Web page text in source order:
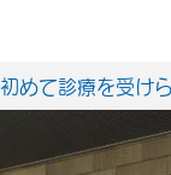
初めて診療を受け